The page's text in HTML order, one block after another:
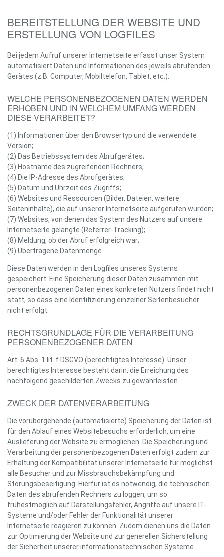
BEREITSTELLUNG DER WEBSITE UND
ERSTELLUNG VON LOGFILES
Bei jedem Aufruf unserer Internetseite erfasst unser System
automatisiert Daten und Informationen des jeweils abrufenden
Gerätes (z.B. Computer, Mobiltelefon, Tablet, etc.).
WELCHE PERSONENBEZOGENEN DATEN WERDEN
ERHOBEN UND IN WELCHEM UMFANG WERDEN
DIESE VERARBEITET?
(1) Informationen über den Browsertyp und die verwendete
Version;
(2) Das Betriebssystem des Abrufgerätes;
(3) Hostname des zugreifenden Rechners;
(4) Die IP-Adresse des Abrufgerätes;
(5) Datum und Uhrzeit des Zugriffs;
(6) Websites und Ressourcen (Bilder, Dateien, weitere
Seiteninhalte), die auf unserer Internetseite aufgerufen wurden;
(7) Websites, von denen das System des Nutzers auf unsere
Internetseite gelangte (Referrer-Tracking);
(8) Meldung, ob der Abruf erfolgreich war;
(9) Übertragene Datenmenge
Diese Daten werden in den Logfiles unseres Systems
gespeichert. Eine Speicherung dieser Daten zusammen mit
personenbezogenen Daten eines konkreten Nutzers findet nicht
statt, so dass eine Identifizierung einzelner Seitenbesucher
nicht erfolgt.
RECHTSGRUNDLAGE FÜR DIE VERARBEITUNG
PERSONENBEZOGENER DATEN
Art. 6 Abs. 1 lit. f DSGVO (berechtigtes Interesse). Unser
berechtigtes Interesse besteht darin, die Erreichung des
nachfolgend geschilderten Zwecks zu gewährleisten.
ZWECK DER DATENVERARBEITUNG
Die vorübergehende (automatisierte) Speicherung der Daten ist
für den Ablauf eines Websitebesuchs erforderlich, um eine
Auslieferung der Website zu ermöglichen. Die Speicherung und
Verarbeitung der personenbezogenen Daten erfolgt zudem zur
Erhaltung der Kompatibilität unserer Internetseite für möglichst
alle Besucher und zur Missbrauchsbekämpfung und
Störungsbeseitigung. Hierfür ist es notwendig, die technischen
Daten des abrufenden Rechners zu loggen, um so
frühestmöglich auf Darstellungsfehler, Angriffe auf unsere IT-
Systeme und/oder Fehler der Funktionalität unserer
Internetseite reagieren zu können. Zudem dienen uns die Daten
zur Optimierung der Website und zur generellen Sicherstellung
der Sicherheit unserer informationstechnischen Systeme.